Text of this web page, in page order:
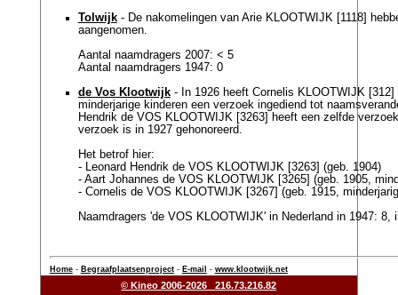
Tolwijk- De nakomelingen van Arie KLOOTWIJK [1118]
aangenomen.
Aantal naamdragers 2007: < 5
Aantal naamdragers 1947: 0
de Vos Klootwijk- In 1926 heeft Cornelis KLOOTWIJK [312]
minderjarige kinderen een verzoek ingediend tot
Hendrik de VOS KLOOTWIJK [3263] heeft een zelfde
verzoek is in 1927 gehonoreerd.
Het betrof hier:
- Leonard Hendrik de VOS KLOOTWIJK [3263] (geb. 1904)
- Aart Johannes de VOS KLOOTWIJK [3265] (geb. 1905,
- Cornelis de VOS KLOOTWIJK [3267] (geb. 1915,
Naamdragers 'de VOS KLOOTWIJK' in Nederland in 1947: 8,
Home- Begraafplaatsenproject- E-mail - www.klootwijk.net
© Kineo 2006-2026 216.73.216.82